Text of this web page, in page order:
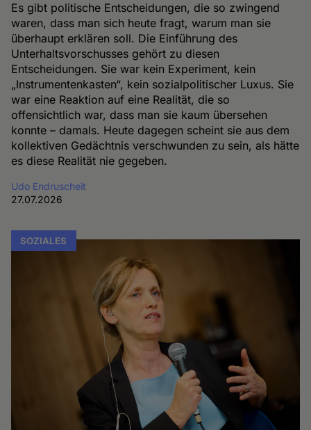
Es gibt politische Entscheidungen, die so zwingend
waren, dass man sich heute fragt, warum man sie
überhaupt erklären soll. Die Einführung des
Unterhaltsvorschusses gehört zu diesen
Entscheidungen. Sie war kein Experiment, kein
„Instrumentenkasten“, kein sozialpolitischer Luxus. Sie
war eine Reaktion auf eine Realität, die so
offensichtlich war, dass man sie kaum übersehen
konnte – damals. Heute dagegen scheint sie aus dem
kollektiven Gedächtnis verschwunden zu sein, als hätte
es diese Realität nie gegeben.
Udo Endruscheit
27.07.2026
SOZIALES